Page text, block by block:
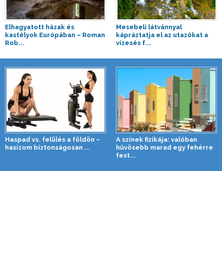
Elhagyatott házak és
kastélyok Európában – Roman
Rob...
Mesebeli látvánnyal
kápráztatja el az utazókat a
vízesés f...
Haspad vs. felülés a földön –
hasizom biztonságosan ...
A színek fizikája: valóban
hűvösebb marad egy fehérre
fest...